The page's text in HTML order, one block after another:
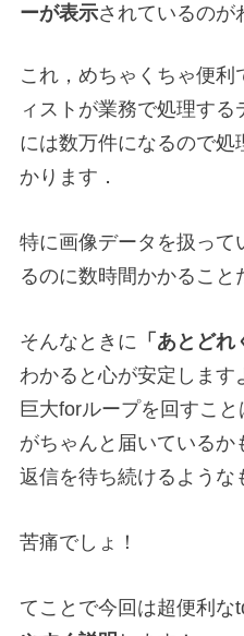
ーが表示されているのが
これ，めちゃくちゃ便
ィストが業務で処理す
には数万件になるので
かります．
特に画像データを扱って
るのに数時間かかること
そんなときに 「あとど
わかると心が安定しま
巨大forループを回すこ
がちゃんと届いている
返信を待ち続けるような
苦痛でしょ！
てことで今回は超便利な